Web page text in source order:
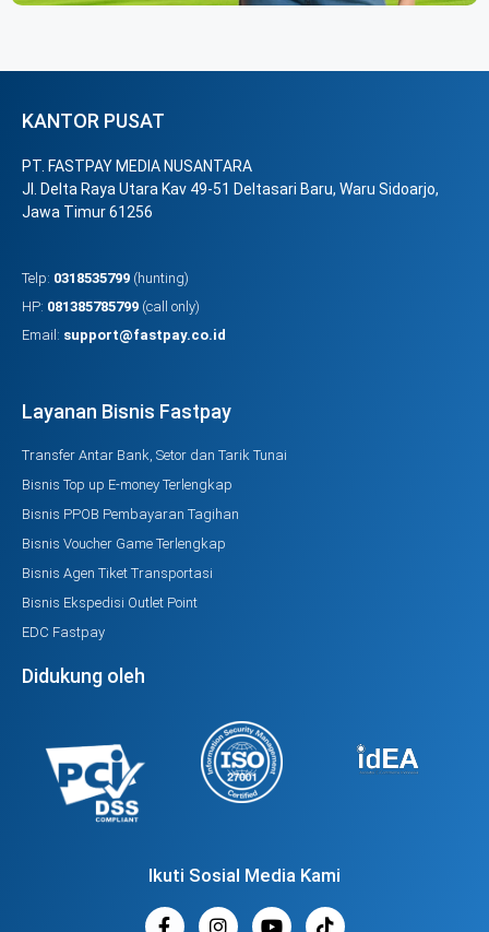
KANTOR PUSAT
PT. FASTPAY MEDIA NUSANTARA
Jl. Delta Raya Utara Kav 49-51 Deltasari Baru, Waru Sidoarjo,
Jawa Timur 61256
Telp: 0318535799 (hunting)
HP: 081385785799 (call only)
Email: support@fastpay.co.id
Layanan Bisnis Fastpay
Transfer Antar Bank, Setor dan Tarik Tunai
Bisnis Top up E-money Terlengkap
Bisnis PPOB Pembayaran Tagihan
Bisnis Voucher Game Terlengkap
Bisnis Agen Tiket Transportasi
Bisnis Ekspedisi Outlet Point
EDC Fastpay
Didukung oleh
Ikuti Sosial Media Kami